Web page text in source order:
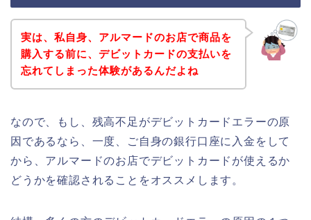
実は、私自身、アルマードのお店で商品を
購入する前に、デビットカードの支払いを
忘れてしまった体験があるんだよね
なので、もし、残高不足がデビットカードエラーの原
因であるなら、一度、ご自身の銀行口座に入金をして
から、アルマードのお店でデビットカードが使えるか
どうかを確認されることをオススメします。